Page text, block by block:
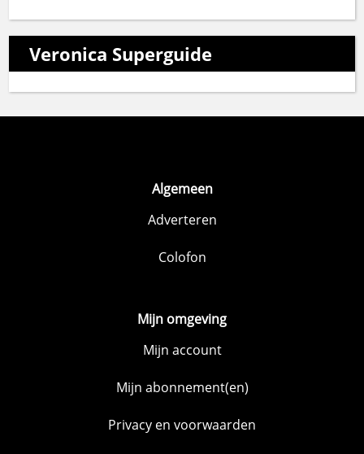
Veronica Superguide
Algemeen
Adverteren
Colofon
Mijn omgeving
Mijn account
Mijn abonnement(en)
Privacy en voorwaarden